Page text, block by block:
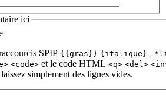
ici
SPIP {{gras}} {italique} -
<code> et le code HTML <q> <del>
simplement des lignes vides.